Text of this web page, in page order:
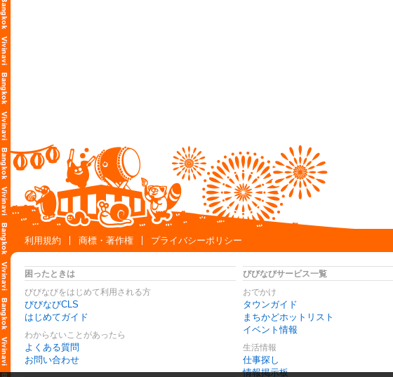
利用規約
商標・著作権 プライバシーポリシー
困ったときは
びびなびをはじめて利用される方
びびなびCLS
はじめてガイド
わからないことがあったら
よくある質問
お問い合わせ
びびなびサービス一覧
おでかけ
タウンガイド
まちかどホットリスト
イベント情報
生活情報
仕事探し
情報掲示板